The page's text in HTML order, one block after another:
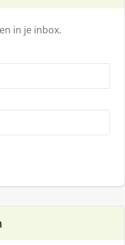
in je inbox.